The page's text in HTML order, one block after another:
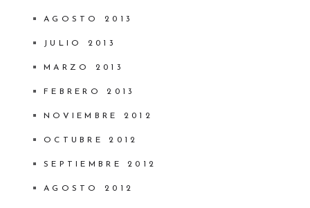
AGOSTO 2013
JULIO 2013
MARZO 2013
FEBRERO 2013
NOVIEMBRE 2012
OCTUBRE 2012
SEPTIEMBRE 2012
AGOSTO 2012